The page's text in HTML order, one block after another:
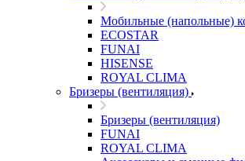
Мобильные (напольные)
ECOSTAR
FUNAI
HISENSE
ROYAL CLIMA
Бризеры (вентиляция)
Бризеры (вентиляция)
FUNAI
ROYAL CLIMA